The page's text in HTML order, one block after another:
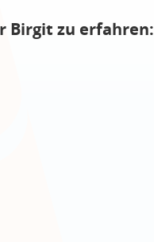
Birgit zu erfahren: